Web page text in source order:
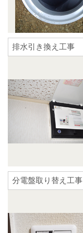
排水引き換え工事
分電盤取り替え工事